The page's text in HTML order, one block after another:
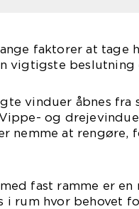
faktorer at tage
vigtigste
vinduer åbnes fra
og
nemme at rengøre,
fast ramme er
i rum hvor behovet